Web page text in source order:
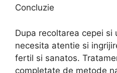
Concluzie
Dupa recoltarea cepei si
necesita atentie si
fertil si sanatos.
completate de metode